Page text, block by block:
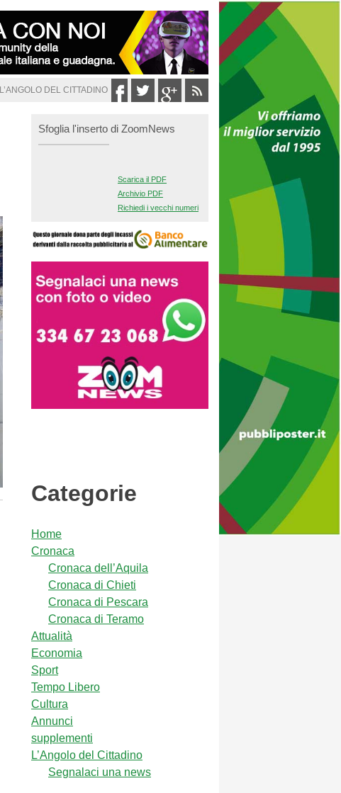
L’ANGOLO DEL CITTADINO
Sfoglia l'inserto di ZoomNews
Scarica il PDF
Archivio PDF
Richiedi i vecchi numeri
Categorie
Home
Cronaca
Cronaca dell’Aquila
Cronaca di Chieti
Cronaca di Pescara
Cronaca di Teramo
Attualità
Economia
Sport
Tempo Libero
Cultura
Annunci
supplementi
L’Angolo del Cittadino
Segnalaci una news